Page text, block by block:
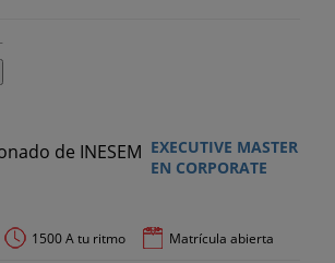
EXECUTIVE MASTER
EN CORPORATE
1500 A tu ritmo Matrícula abierta